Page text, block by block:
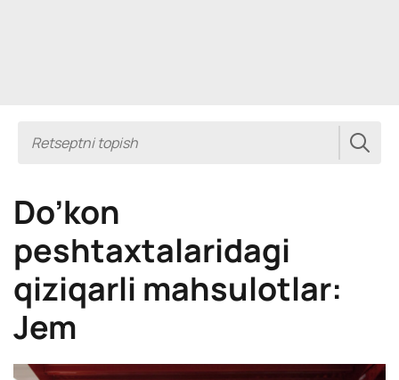
Do’kon
peshtaxtalaridagi
qiziqarli mahsulotlar:
Jem